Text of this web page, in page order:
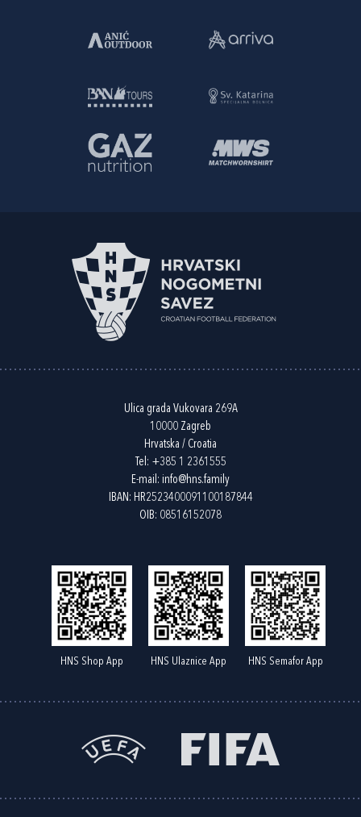
Ulica grada Vukovara 269A
10000 Zagreb
Hrvatska / Croatia
Tel: +385 1 2361555
E-mail: info@hns.family
IBAN: HR2523400091100187844
OIB: 08516152078
HNS Shop App HNS Ulaznice App HNS Semafor App